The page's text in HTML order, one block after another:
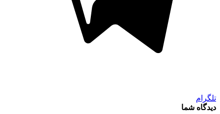
تلگرام
دیدگاه شما